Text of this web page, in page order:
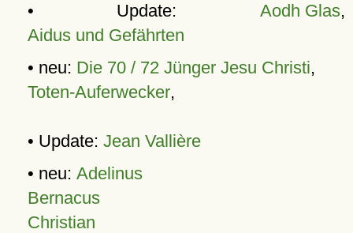
• Update: Aodh Glas,
Aidus und Gefährten
• neu: Die 70 / 72 Jünger Jesu Christi,
Toten-Auferwecker,
• Update: Jean Vallière
• neu: Adelinus
Bernacus
Christian